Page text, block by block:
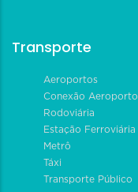
Transporte
Aeroportos
Conexão Aeroporto
Rodoviária
Estação Ferroviária
Metrô
Táxi
Transporte Público